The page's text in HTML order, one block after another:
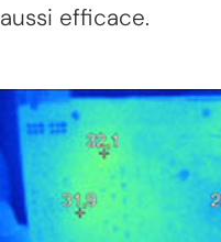
aussi efficace.